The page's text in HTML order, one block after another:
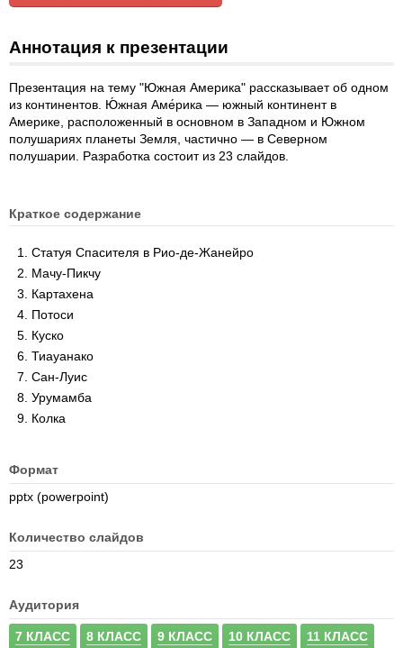
Аннотация к презентации
Презентация на тему "Южная Америка" рассказывает об одном
из континентов. Ю́жная Аме́рика — южный континент в
Америке, расположенный в основном в Западном и Южном
полушариях планеты Земля, частично — в Северном
полушарии. Разработка состоит из 23 слайдов.
Краткое содержание
Статуя Спасителя в Рио-де-Жанейро
Мачу-Пикчу
Картахена
Потоси
Куско
Тиауанако
Сан-Луис
Урумамба
Колка
Формат
pptx (powerpoint)
Количество слайдов
23
Аудитория
7 КЛАСС 8 КЛАСС 9 КЛАСС 10 КЛАСС 11 КЛАСС